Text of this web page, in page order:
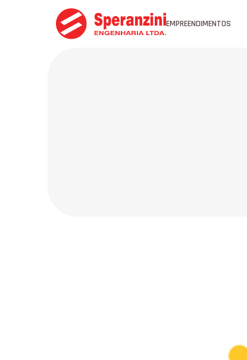
EMPREENDIMENTOS